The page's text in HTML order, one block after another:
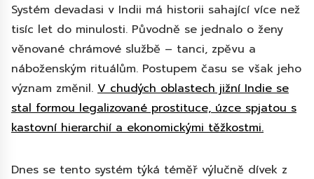
Systém devadasi v Indii má historii sahající více než
tisíc let do minulosti. Původně se jednalo o ženy
věnované chrámové službě – tanci, zpěvu a
náboženským rituálům. Postupem času se však jeho
význam změnil. V chudých oblastech jižní Indie se
stal formou legalizované prostituce, úzce spjatou s
kastovní hierarchií a ekonomickými těžkostmi.
Dnes se tento systém týká téměř výlučně dívek z